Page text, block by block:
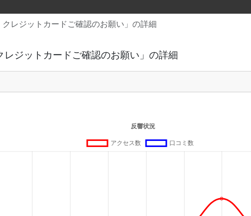
レジットカードご確認のお願い」の詳細
ジットカードご確認のお願い」の詳細